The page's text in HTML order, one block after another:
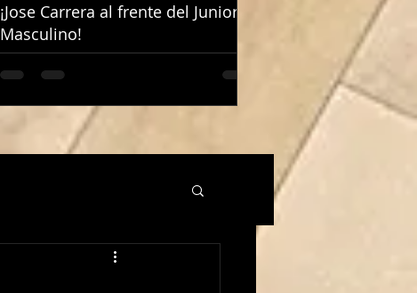
¡Jose Carrera al frente del Junior
Masculino!
¡Jose Carrera al frente del Junior
Masculino!